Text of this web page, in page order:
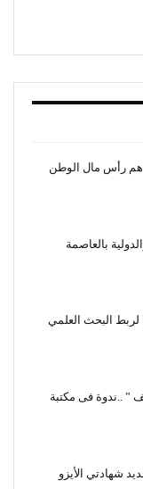
رأس مال الوطن
بالعاصمة
البحث العلمي
” ..ندوة فى مكتبة
شهادتي الأيزو